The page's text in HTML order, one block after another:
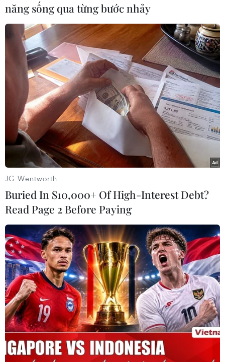
#Nghị viện châu Âu #David Sassoli
#Qua đời
#Bầu cử Chủ tịch Nghị viện châu Âu
Theo dõi VietnamPlus
TIN LIÊN QUAN
năng sống qua từng bước nhảy
JG Wentworth
Buried In $10,000+ Of High-Interest Debt?
Read Page 2 Before Paying